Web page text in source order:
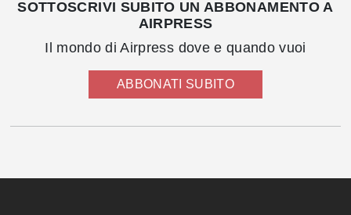
SOTTOSCRIVI SUBITO UN ABBONAMENTO A
AIRPRESS
Il mondo di Airpress dove e quando vuoi
ABBONATI SUBITO